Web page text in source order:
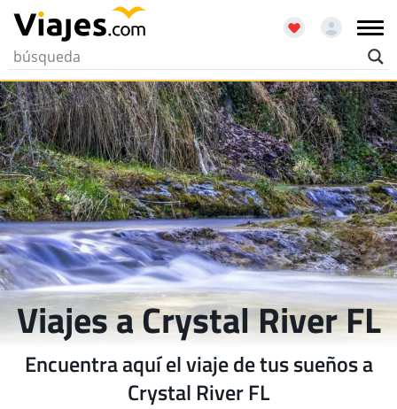
Viajes a Crystal River FL
Encuentra aquí el viaje de tus sueños a
Crystal River FL